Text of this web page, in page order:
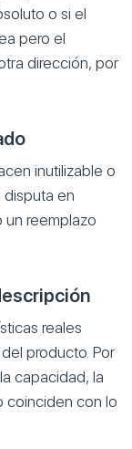
o si el
pero el
dirección, por
inutilizable o
disputa en
un reemplazo
reales
producto. Por
capacidad, la
coinciden con lo